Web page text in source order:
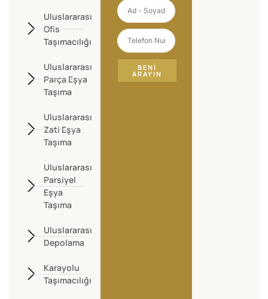
Uluslararası
Ofis
Taşımacılığı
Uluslararası
Parça Eşya
Taşıma
Uluslararası
Zati Eşya
Taşıma
Uluslararası
Parsiyel
Eşya
Taşıma
Uluslararası
Depolama
Karayolu
Taşımacılığı
BENI
ARAYIN